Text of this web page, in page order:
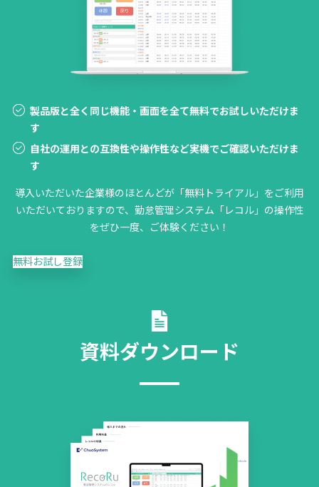
製品版と全く同じ機能・画面を全て無料でお試しいただけま
す
自社の運用との互換性や操作性など実機でご確認いただけま
す
導入いただいた企業様のほとんどが「無料トライアル」をご利用
いただいておりますので、勤怠管理システム「レコル」の操作性
をぜひ一度、ご体験ください！
無料お試し登録
資料ダウンロード